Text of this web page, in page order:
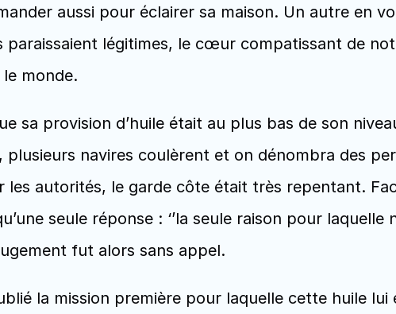
aussi pour éclairer sa maison. Un autre en
paraissaient légitimes, le cœur compatissant de
monde.
sa provision d’huile était au plus bas de son
plusieurs navires coulèrent et on dénombra des
les autorités, le garde côte était très repentant.
seule réponse : ‘’la seule raison pour
fut alors sans appel.
la mission première pour laquelle cette huile